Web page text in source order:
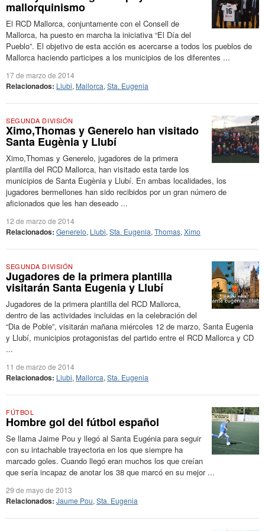
mallorquinismo
El RCD Mallorca, conjuntamente con el Consell de
Mallorca, ha puesto en marcha la iniciativa “El Día del
Pueblo”. El objetivo de esta acción es acercarse a todos los pueblos de
Mallorca haciendo participes a los municipios de los diferentes ...
17 de marzo de 2014
Relacionados: Llubi, Mallorca, Sta. Eugenia
SEGUNDA DIVISIÓN
Ximo,Thomas y Generelo han visitado
Santa Eugènia y Llubí
Ximo,Thomas y Generelo, jugadores de la primera
plantilla del RCD Mallorca, han visitado esta tarde los
municipios de Santa Eugènia y Llubí. En ambas localidades, los
jugadores bermellones han sido recibidos por un gran número de
aficionados que les han deseado ...
12 de marzo de 2014
Relacionados: Generelo, Llubi, Sta. Eugenia, Thomas, Ximo
SEGUNDA DIVISIÓN
Jugadores de la primera plantilla
visitarán Santa Eugenia y Llubí
Jugadores de la primera plantilla del RCD Mallorca,
dentro de las actividades incluidas en la celebración del
“Dia de Poble”, visitarán mañana miércoles 12 de marzo, Santa Eugenia
y Llubí, municipios protagonistas del partido entre el RCD Mallorca y CD
...
11 de marzo de 2014
Relacionados: Llubi, Mallorca, Sta. Eugenia
FÚTBOL
Hombre gol del fútbol español
Se llama Jaime Pou y llegó al Santa Eugénia para seguir
con su intachable trayectoria en los que siempre ha
marcado goles. Cuando llegó eran muchos los que creían
que sería incapaz de anotar los 38 que marcó en su mejor ...
29 de mayo de 2013
Relacionados: Jaume Pou, Sta. Eugenia